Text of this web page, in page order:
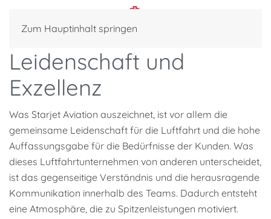
Zum Hauptinhalt springen
Leidenschaft und
Exzellenz
Was Starjet Aviation auszeichnet, ist vor allem die
gemeinsame Leidenschaft für die Luftfahrt und die hohe
Auffassungsgabe für die Bedürfnisse der Kunden. Was
dieses Luftfahrtunternehmen von anderen unterscheidet,
ist das gegenseitige Verständnis und die herausragende
Kommunikation innerhalb des Teams. Dadurch entsteht
eine Atmosphäre, die zu Spitzenleistungen motiviert.